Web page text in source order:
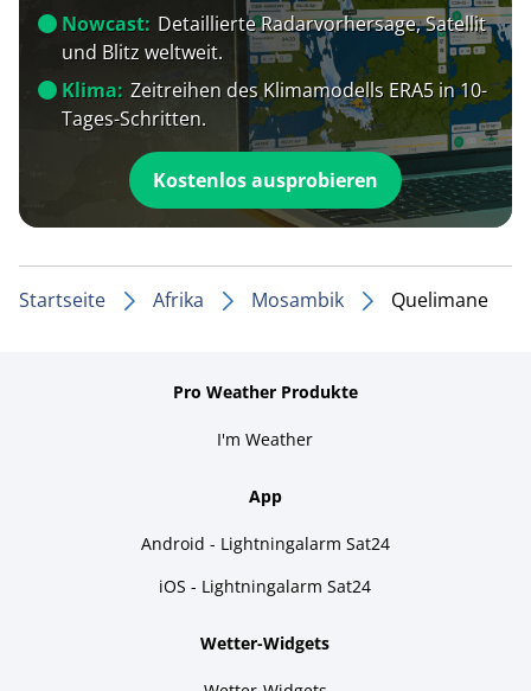
Nowcast: Detaillierte Radarvorhersage, Satellit
und Blitz weltweit.
Klima: Zeitreihen des Klimamodells ERA5 in 10-
Tages-Schritten.
Kostenlos ausprobieren
Startseite Afrika Mosambik Quelimane
Pro Weather Produkte
I'm Weather
App
Android - Lightningalarm Sat24
iOS - Lightningalarm Sat24
Wetter-Widgets